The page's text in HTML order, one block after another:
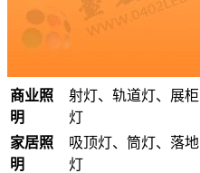
商业照
明
射灯、轨道灯、展柜
灯
家居照
明
吸顶灯、筒灯、落地
灯